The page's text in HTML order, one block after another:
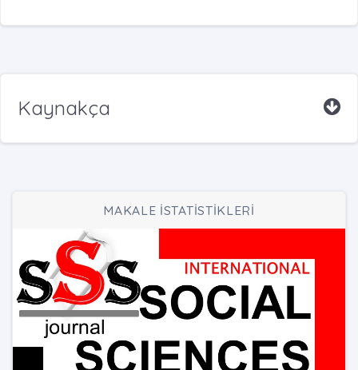
Kaynakça
MAKALE İSTATİSTİKLERİ